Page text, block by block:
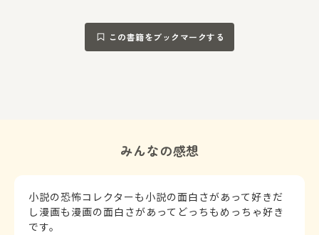
この書籍をブックマークする
みんなの感想
小説の恐怖コレクターも小説の面白さがあって好きだ
し漫画も漫画の面白さがあってどっちもめっちゃ好き
です。